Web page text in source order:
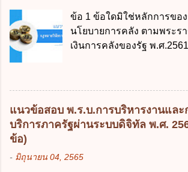
พ.ศ. 2544 4. ประกาศของ
203 ลงวันที่ 31 สิงหาคม
ถูกต้อง 1. นายกรัฐมนตรีมีอ
ประมาณ พ.ศ. 2561 2. นาย
รักษาการตามพระราช บัญ
ประมาณ พ.ศ. 2561 3. รัฐมน
กระทรวงการคลัง เป็นผู้รักษ
ข้อ 1 ข้อใดมิใช่หลักการขอ
นโยบายการคลัง ตามพระ
เงินการคลังของรัฐ พ.ศ
เศรษฐกิจ ค. หลักการพัฒนา
อย่างยั่งยืน ง. หลักความเป็
2 สัดส่วนหนี้สาธารณะต่อผ
ในประเทศเพื่อใช้เป็นกรอบ
สาธารณะเป็นไปตามข้อใด ก
เกินร้อยละ 60 ข้อ 3 กฎหมา
แนวข้อสอบ พ.ร.บ.การบริหารงานและ
บริการภาครัฐผ่านระบบดิจิทัล พ.ศ.
ข้อ)
- มิถุนายน 04, 2565